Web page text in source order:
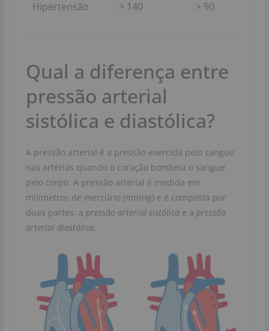
Hipertensão > 140 > 90
Qual a diferença entre
pressão arterial
sistólica e diastólica?
A pressão arterial é a pressão exercida pelo sangue
nas artérias quando o coração bombeia o sangue
pelo corpo. A pressão arterial é medida em
milímetros de mercúrio (mmHg) e é composta por
duas partes: a pressão arterial sistólicae a pressão
arterial diastólica.